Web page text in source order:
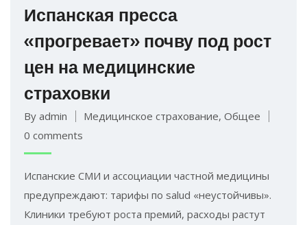
Испанская пресса
«прогревает» почву под рост
цен на медицинские
страховки
By admin Медицинское страхование, Общее
0 comments
Испанские СМИ и ассоциации частной медицины
предупреждают: тарифы по salud «неустойчивы».
Клиники требуют роста премий, расходы растут